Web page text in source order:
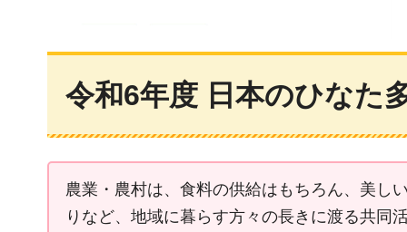
令和6年度 日本のひなた
農業・農村は、食料の供給はもちろん、美し
りなど、地域に暮らす方々の長きに渡る共同